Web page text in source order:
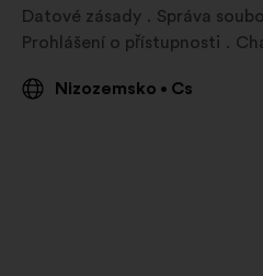
Datové zásady
Správa
Prohlášení o přístupnosti
Nizozemsko • Cs